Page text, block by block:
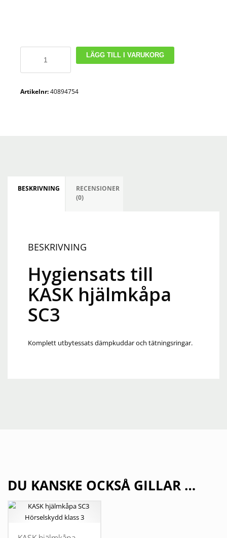
KASK
SC3
LÄGG TILL I VARUKORG
Artikelnr:40894754
BESKRIVNING
RECENSIONER
(0)
BESKRIVNING
Hygiensats till
KASK hjälmkåpa
SC3
Komplett utbytessats dämpkuddar och tätningsringar.
DU KANSKE OCKSÅ GILLAR …